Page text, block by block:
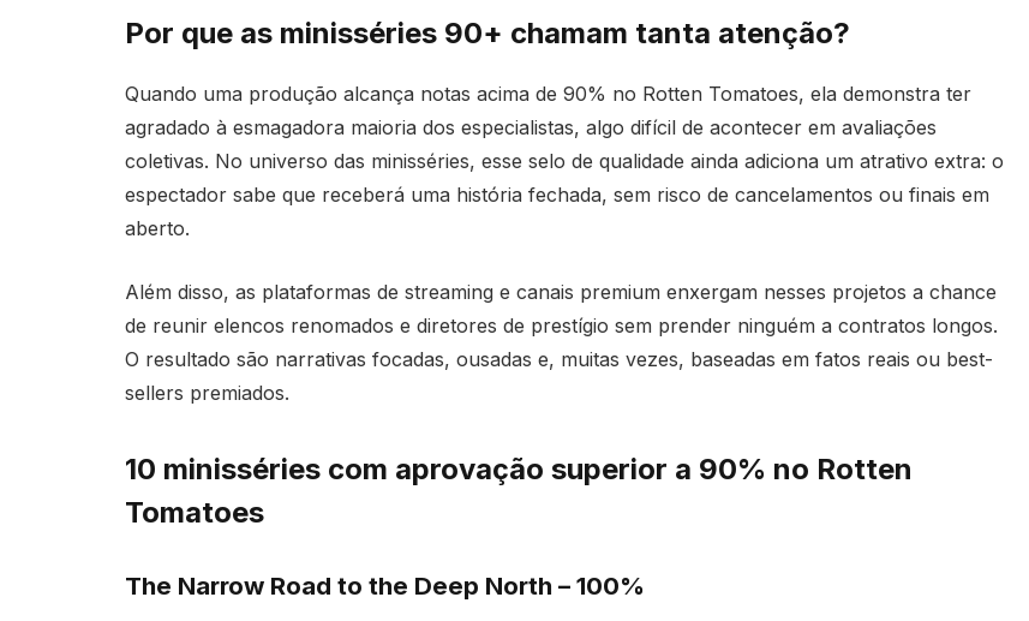
Por que as minisséries 90+ chamam tanta atenção?
Quando uma produção alcança notas acima de 90% no Rotten Tomatoes, ela demonstra ter
agradado à esmagadora maioria dos especialistas, algo difícil de acontecer em avaliações
coletivas. No universo das minisséries, esse selo de qualidade ainda adiciona um atrativo extra: o
espectador sabe que receberá uma história fechada, sem risco de cancelamentos ou finais em
aberto.
Além disso, as plataformas de streaming e canais premium enxergam nesses projetos a chance
de reunir elencos renomados e diretores de prestígio sem prender ninguém a contratos longos.
O resultado são narrativas focadas, ousadas e, muitas vezes, baseadas em fatos reais ou best-
sellers premiados.
10 minisséries com aprovação superior a 90% no Rotten
Tomatoes
The Narrow Road to the Deep North – 100%